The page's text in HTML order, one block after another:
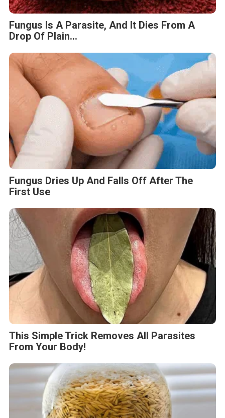
Fungus Is A Parasite, And It Dies From A
Drop Of Plain...
Fungus Dries Up And Falls Off After The
First Use
This Simple Trick Removes All Parasites
From Your Body!